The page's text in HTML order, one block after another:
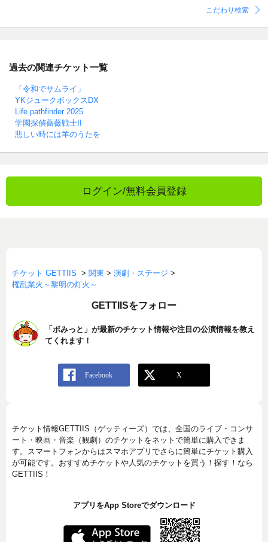
こだわり検索
過去の関連チケット一覧
「令和でサムライ」
YKジュークボックスDX
Life pathfinder 2025
学園探偵薔薇戦士II
悲しい時には羊のうたを
ログイン/無料会員登録
チケット GETTIIS > 関東 > 演劇・ステージ >
権乱業火～黎明の灯火～
GETTIISをフォロー
「ポみっと」が最新のチケット情報や注目の公演情報を教え
てくれます！
チケット情報GETTIIS（ゲッティーズ）では、全国のライブ・コンサ
ート・映画・音楽（観劇）のチケットをネットで簡単に購入できま
す。スマートフォンからはスマホアプリでさらに簡単にチケット購入
が可能です。おすすめチケットや人気のチケットを買う！探す！なら
GETTIIS！
アプリをApp Storeでダウンロード